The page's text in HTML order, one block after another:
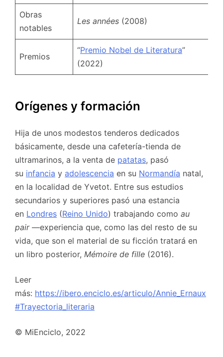
Obras
notables
Les années (2008)
Premios
“Premio Nobel de Literatura”
(2022)
Orígenes y formación
Hija de unos modestos tenderos dedicados
básicamente, desde una cafetería-tienda de
ultramarinos, a la venta de patatas, pasó
su infancia y adolescencia en su Normandía natal,
en la localidad de Yvetot. Entre sus estudios
secundarios y superiores pasó una estancia
en Londres (Reino Unido) trabajando como au
pair —experiencia que, como las del resto de su
vida, que son el material de su ficción tratará en
un libro posterior, Mémoire de fille (2016).
Leer
más: https://ibero.enciclo.es/articulo/Annie_Ernaux
#Trayectoria_literaria
© MiEnciclo, 2022